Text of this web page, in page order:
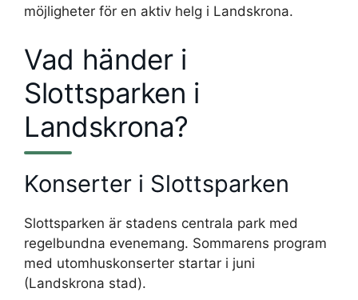
möjligheter för en aktiv helg i Landskrona.
Vad händer i
Slottsparken i
Landskrona?
Konserter i Slottsparken
Slottsparken är stadens centrala park med
regelbundna evenemang. Sommarens program
med utomhuskonserter startar i juni
(Landskrona stad).